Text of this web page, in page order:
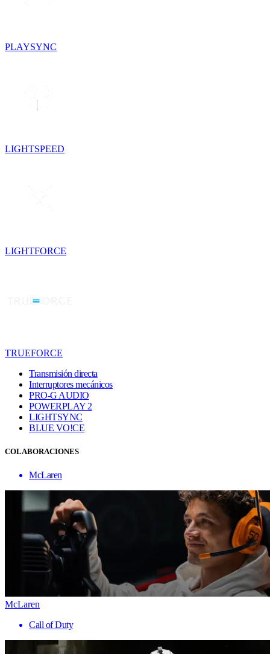
PLAYSYNC
LIGHTSPEED
LIGHTFORCE
TRUEFORCE
Transmisión directa
Interruptores mecánicos
PRO-G AUDIO
POWERPLAY 2
LIGHTSYNC
BLUE VO!CE
COLABORACIONES
McLaren
McLaren
Call of Duty